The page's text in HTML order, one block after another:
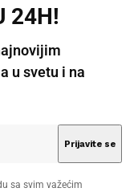
24H!
u svetu i na
sa svim važećim